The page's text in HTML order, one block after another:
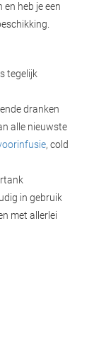
heb je een
tegelijk
dranken
alle nieuwste
, cold
in gebruik
met allerlei